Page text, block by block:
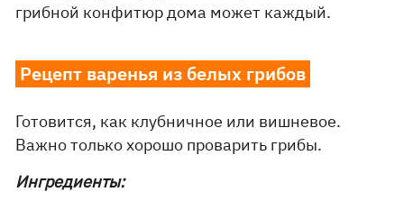
грибной конфитюр дома может каждый.
Рецепт варенья из белых грибов
Готовится, как клубничное или вишневое.
Важно только хорошо проварить грибы.
Ингредиенты: